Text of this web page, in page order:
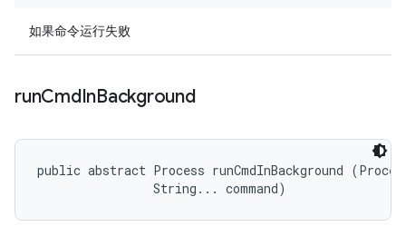
如果命令运行失败
runCmdInBackground
public abstract Process runCmdInBackground
                String... command)